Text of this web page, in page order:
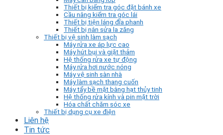
Thiết bị kiểm tra góc đặt bánh xe
Cầu nâng kiểm tra góc lái
Thiết bị tiện láng đĩa phanh
Thiết bị nắn sửa la zăng
Thiết bị vệ sinh làm sạch
Máy rửa xe áp lực cao
Máy hút bụi và giặt thảm
Hệ thống rửa xe tự động
Máy rửa hơi nước nóng
Máy vệ sinh sàn nhà
Máy làm sạch thang cuốn
Máy tẩy bề mặt bằng hạt thủy tinh
Hệ thống rửa kính và pin mặt trời
Hóa chất chăm sóc xe
Thiết bị dụng cụ xe điện
Liên hệ
Tin tức